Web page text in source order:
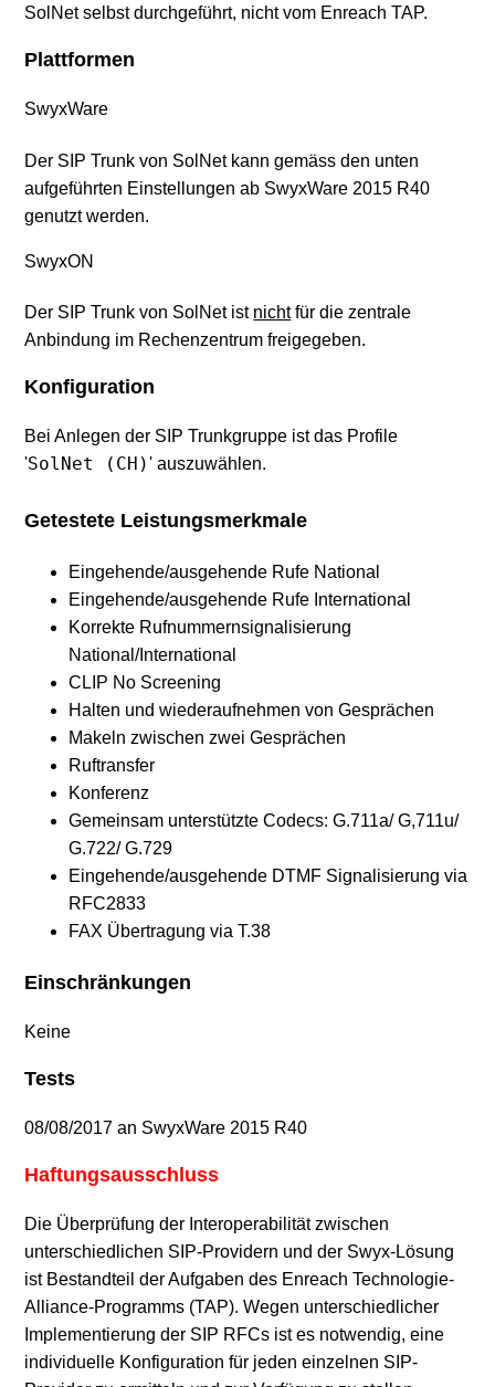
Weitere anzeigen
SolNet selbst durchgeführt, nicht vom Enreach TAP.
Plattformen
SwyxWare
Der SIP Trunk von SolNet kann gemäss den unten
aufgeführten Einstellungen ab SwyxWare 2015 R40
genutzt werden.
SwyxON
Der SIP Trunk von SolNet ist nicht für die zentrale
Anbindung im Rechenzentrum freigegeben.
Konfiguration
Bei Anlegen der SIP Trunkgruppe ist das Profile
'SolNet (CH)' auszuwählen.
Getestete Leistungsmerkmale
Eingehende/ausgehende Rufe National
Eingehende/ausgehende Rufe International
Korrekte Rufnummernsignalisierung
National/International
CLIP No Screening
Halten und wiederaufnehmen von Gesprächen
Makeln zwischen zwei Gesprächen
Ruftransfer
Konferenz
Gemeinsam unterstützte Codecs: G.711a/ G,711u/
G.722/ G.729
Eingehende/ausgehende DTMF Signalisierung via
RFC2833
FAX Übertragung via T.38
Einschränkungen
Keine
Tests
08/08/2017 an SwyxWare 2015 R40
Haftungsausschluss
Die Überprüfung der Interoperabilität zwischen
unterschiedlichen SIP-Providern und der Swyx-Lösung
ist Bestandteil der Aufgaben des Enreach Technologie-
Alliance-Programms (TAP). Wegen unterschiedlicher
Implementierung der SIP RFCs ist es notwendig, eine
individuelle Konfiguration für jeden einzelnen SIP-